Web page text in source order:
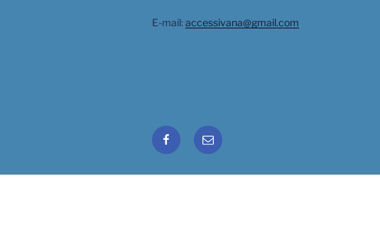
E-mail: accessivana@gmail.com
FacebookEmail
Ivana